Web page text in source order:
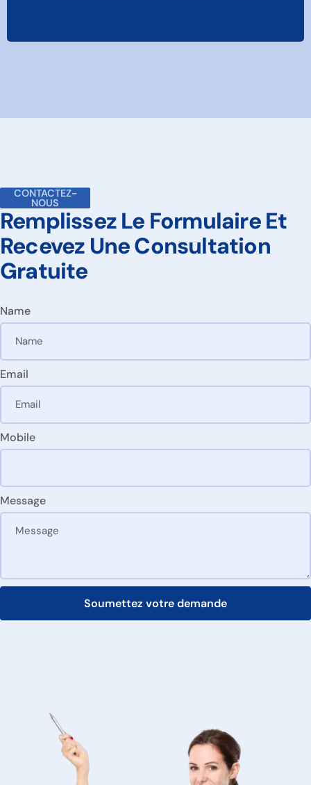
CONTACTEZ-
NOUS
Remplissez Le Formulaire Et
Recevez Une Consultation
Gratuite
Name
Email
Mobile
Message
Soumettez votre demande